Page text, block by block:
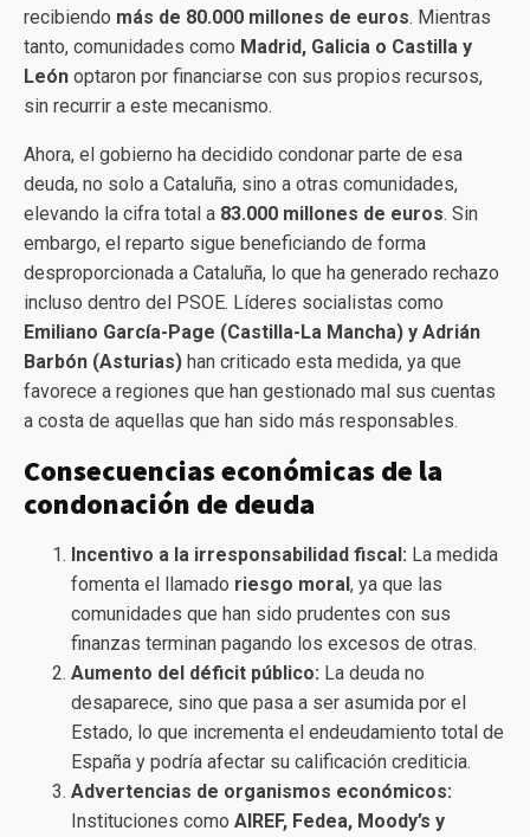
recibiendo más de 80.000 millones de euros. Mientras
tanto, comunidades como Madrid, Galicia o Castilla y
León optaron por financiarse con sus propios recursos,
sin recurrir a este mecanismo.
Ahora, el gobierno ha decidido condonar parte de esa
deuda, no solo a Cataluña, sino a otras comunidades,
elevando la cifra total a 83.000 millones de euros. Sin
embargo, el reparto sigue beneficiando de forma
desproporcionada a Cataluña, lo que ha generado rechazo
incluso dentro del PSOE. Líderes socialistas como
Emiliano García-Page (Castilla-La Mancha) y Adrián
Barbón (Asturias) han criticado esta medida, ya que
favorece a regiones que han gestionado mal sus cuentas
a costa de aquellas que han sido más responsables.
Consecuencias económicas de la
condonación de deuda
Incentivo a la irresponsabilidad fiscal: La medida
fomenta el llamado riesgo moral, ya que las
comunidades que han sido prudentes con sus
finanzas terminan pagando los excesos de otras.
Aumento del déficit público: La deuda no
desaparece, sino que pasa a ser asumida por el
Estado, lo que incrementa el endeudamiento total de
España y podría afectar su calificación crediticia.
Advertencias de organismos económicos:
Instituciones como AIREF, Fedea, Moody’s y